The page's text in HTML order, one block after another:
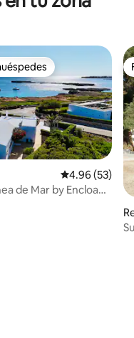
evaluaciones
entre huéspedes
Calificación
4.96 (53)
de Mar by Encloa